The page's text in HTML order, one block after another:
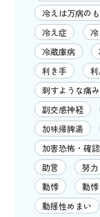
冷えは万病の
冷え症
冷蔵庫病
利き手
刺すような痛み
副交感神経
加味帰脾湯
加害恐怖・確
助言
努力
動悸
動
動揺性めまい